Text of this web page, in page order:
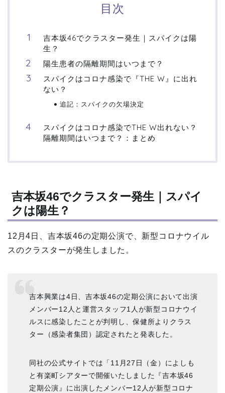
目次
吉本坂46でクラスター発生｜スパイクは陽
生？
陽生患者の隔離期間はいつまで？
スパイクはコロナ感染で『THE W』に出れ
ない？
追記：スパイクの欠場決定
スパイクはコロナ感染でTHE W出れない？
隔離期間はいつまで？：まとめ
吉本坂46でクラスター発生｜スパイ
クは陽生？
12月4日、吉本坂46の定期公演で、新型コロナウイル
スのクラスターが発生しました。
吉本興業は4日、吉本坂46の定期公演において出演
メンバー12人と運営スタッフ1人が新型コロナウイ
ルスに感染したことが判明し、保健所よりクラス
ター（感染者集団）認定されたと発表した。
同社の公式サイトでは「11月27日（金）によしも
と有楽町シアターで開催いたしました『吉本坂46
定期公演』に出演したメンバー12人が新型コロナ